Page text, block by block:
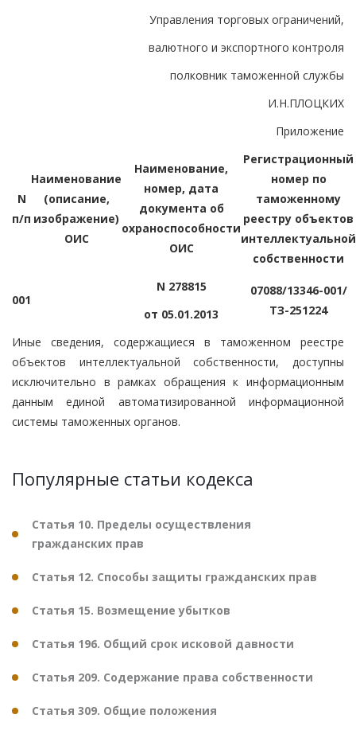
Управления торговых ограничений,
валютного и экспортного контроля
полковник таможенной службы
И.Н.ПЛОЦКИХ
Приложение
N
п/п
Наименование
(описание,
изображение)
ОИС
Наименование,
номер, дата
документа об
охраноспособности
ОИС
Регистрационный
номер по
таможенному
реестру объектов
интеллектуальной
собственности
001
N 278815
от 05.01.2013
07088/13346-001/
ТЗ-251224
Иные сведения, содержащиеся в таможенном реестре
объектов интеллектуальной собственности, доступны
исключительно в рамках обращения к информационным
данным единой автоматизированной информационной
системы таможенных органов.
Популярные статьи кодекса
Статья 10. Пределы осуществления
гражданских прав
Статья 12. Способы защиты гражданских прав
Статья 15. Возмещение убытков
Статья 196. Общий срок исковой давности
Статья 209. Содержание права собственности
Статья 309. Общие положения